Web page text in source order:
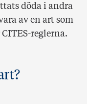
döda i andra
av en art som
reglerna.